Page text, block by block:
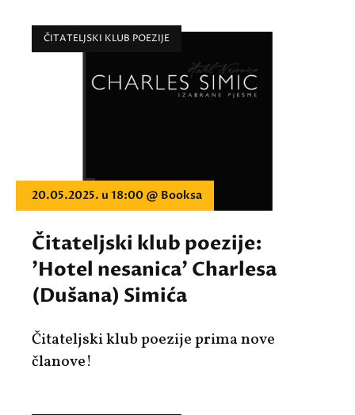
ČITATELJSKI KLUB POEZIJE
20.05.2025. u 18:00 @ Booksa
Čitateljski klub poezije:
'Hotel nesanica' Charlesa
(Dušana) Simića
Čitateljski klub poezije prima nove
članove!